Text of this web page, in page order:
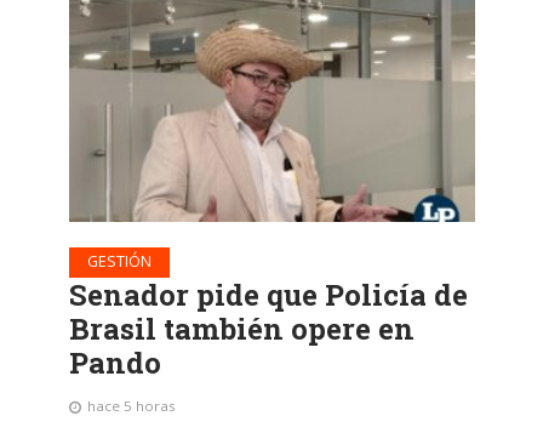
GESTIÓN
Senador pide que Policía de
Brasil también opere en
Pando
hace 5 horas